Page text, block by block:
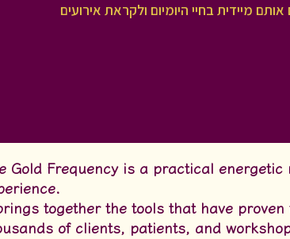
ליישם אותם מיידית בחיי היומיום ולקראת אירועים
Gold Frequency is a practical
together the tools that have
of clients, patients, and